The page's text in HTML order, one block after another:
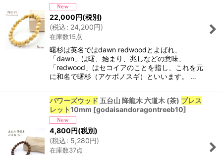
22,000円(税別)
(税込: 24,200円)
在庫数15点
曙杉は英名ではdawn redwoodとよばれ、
「dawn」は曙、始まり、兆しなどの意味、
「redwood」はセコイアのことを指し、これを元
に和名で曙杉（アケボノスギ）といいます。 …
パワーズウッド 五台山 降龍木 六道木 (茶) ブレス
レット10mm [godaisandoragontreeb10]
4,800円(税別)
(税込: 5,280円)
在庫数37点